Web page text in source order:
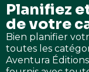
Planifiez
de votre
Bien planifier
toutes les
Aventura